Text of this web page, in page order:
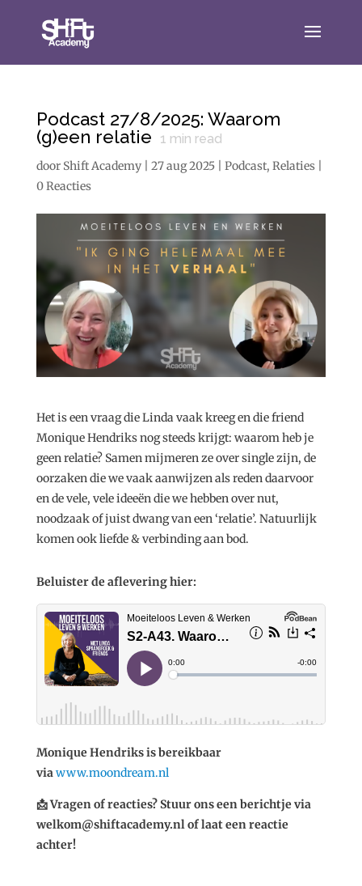
Podcast 27/8/2025: Waarom
(g)een relatie
1 min read
door Shift Academy| 27 aug 2025| Podcast, Relaties|
0 Reacties
Het is een vraag die Linda vaak kreeg en die friend
Monique Hendriks nog steeds krijgt: waarom heb je
geen relatie? Samen mijmeren ze over single zijn, de
oorzaken die we vaak aanwijzen als reden daarvoor
en de vele, vele ideeën die we hebben over nut,
noodzaak of juist dwang van een ‘relatie’. Natuurlijk
komen ook liefde & verbinding aan bod.
Beluister de aflevering hier:
Monique Hendriks is bereikbaar
via www.moondream.nl
📩 Vragen of reacties? Stuur ons een berichtje via
welkom@shiftacademy.nl of laat een reactie
achter!